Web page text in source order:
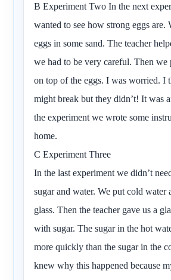
B Experiment Two In the next
wanted to see how strong eggs are.
eggs in some sand. The teacher
we had to be very careful. Then we
on top of the eggs. I was worried. I
might break but they didn’t! It was
the experiment we wrote some
home.
C Experiment Three
In the last experiment we didn’t
sugar and water. We put cold water
glass. Then the teacher gave us a
with sugar. The sugar in the hot
more quickly than the sugar in the
knew why this happened because